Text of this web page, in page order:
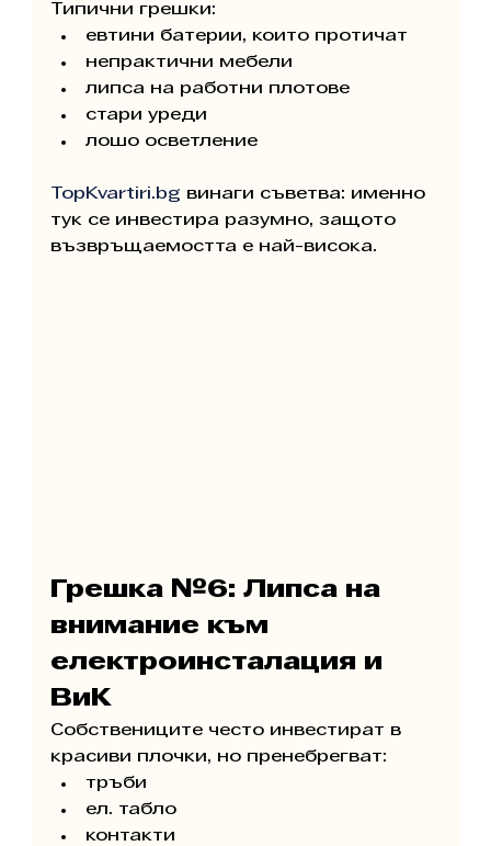
Типични грешки:
евтини батерии, които протичат
непрактични мебели
липса на работни плотове
стари уреди
лошо осветление
TopKvartiri.bg винаги съветва: именно
тук се инвестира разумно, защото
възвръщаемостта е най-висока.
Грешка №6: Липса на
внимание към
електроинсталация и
ВиК
Собствениците често инвестират в
красиви плочки, но пренебрегват:
тръби
ел. табло
контакти